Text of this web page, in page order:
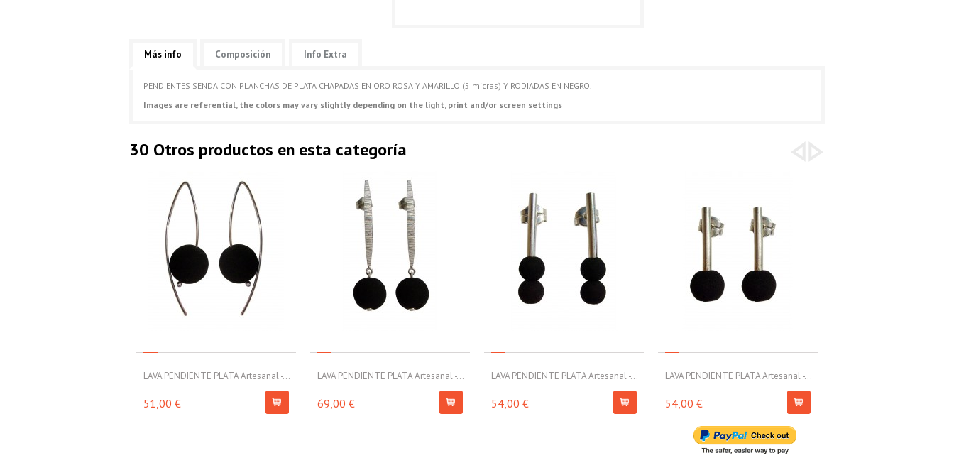
Más info Composición Info Extra
PENDIENTES SENDA CON PLANCHAS DE PLATA CHAPADAS EN ORO ROSA Y AMARILLO (5 micras) Y RODIADAS EN NEGRO.
Images are referential, the colors may vary slightly depending on the light, print and/or screen settings
30 Otros productos en esta categoría
LAVA PENDIENTE PLATA Artesanal -...
51,00 €
LAVA PENDIENTE PLATA Artesanal -...
69,00 €
LAVA PENDIENTE PLATA Artesanal -...
54,00 €
LAVA PENDIENTE PLATA Artesanal -...
54,00 €